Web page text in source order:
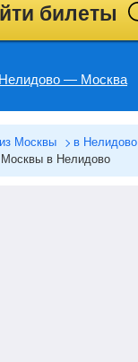
билеты
Нелидово — Москва
из Москвы
в Нелидово
Москвы в Нелидово